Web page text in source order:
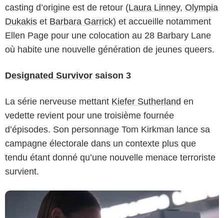
casting d’origine est de retour (Laura Linney, Olympia
Dukakis et Barbara Garrick) et accueille notamment
Ellen Page pour une colocation au 28 Barbary Lane
où habite une nouvelle génération de jeunes queers.
Designated Survivor saison 3
La série nerveuse mettant Kiefer Sutherland en
vedette revient pour une troisième fournée
d’épisodes. Son personnage Tom Kirkman lance sa
campagne électorale dans un contexte plus que
tendu étant donné qu’une nouvelle menace terroriste
survient.